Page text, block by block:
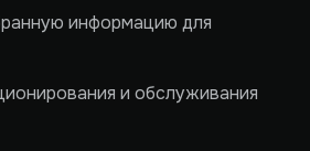
информацию для
и обслуживания